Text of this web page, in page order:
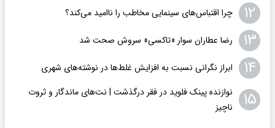
۱۲ چرا اقتباس‌های سینمایی مخاطب را ناامید می‌کند؟
۱۳ رضا عطاران سوار «تاکسی» سروش صحت شد
۱۴ ابراز نگرانی نسبت به افزایش غلط‌ها در نوشته‌های شهری
۱۵
نوازنده پینک فلوید در فقر درگذشت | نت‌های ماندگار و ثروت
ناچیز